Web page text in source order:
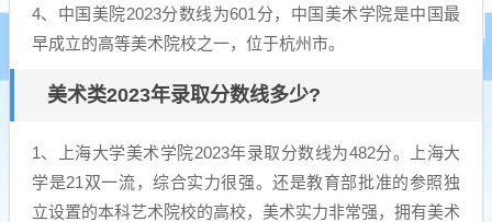
4、中国美院2023分数线为601分，中国美术学院是中国最
早成立的高等美术院校之一，位于杭州市。
美术类2023年录取分数线多少?
1、上海大学美术学院2023年录取分数线为482分。上海大
学是21双一流，综合实力很强。还是教育部批准的参照独
立设置的本科艺术院校的高校，美术实力非常强，拥有美术